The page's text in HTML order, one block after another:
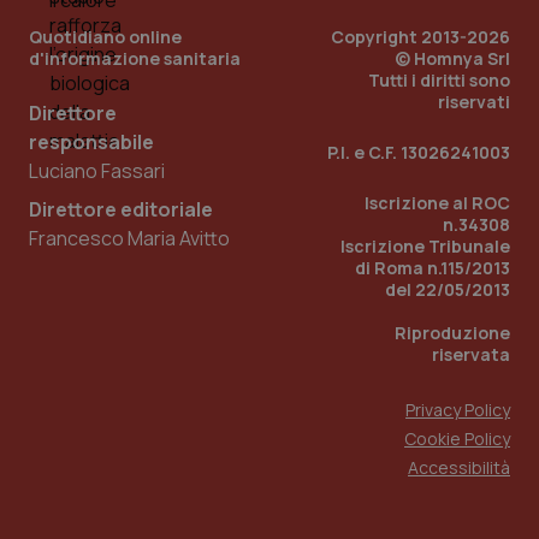
Quotidiano online
d'informazione sanitaria
Direttore
responsabile
Luciano Fassari
Direttore editoriale
Francesco Maria Avitto
Copyright 2013-2026
© Homnya Srl
Tutti i diritti sono
riservati
P.I. e C.F. 13026241003
Iscrizione al ROC
n.34308
Iscrizione Tribunale
di Roma n.115/2013
del 22/05/2013
Riproduzione
riservata
Privacy Policy
Cookie Policy
Accessibilità
PHPSESSID
PHP.net
www.quotidianosanita.it
.quotidianosanita.it
1